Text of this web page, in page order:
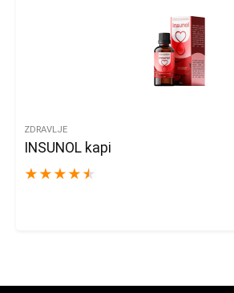
ZDRAVLJE
INSUNOL kapi
★ ★ ★ ★ ★